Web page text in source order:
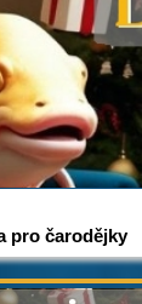
pro čarodějky